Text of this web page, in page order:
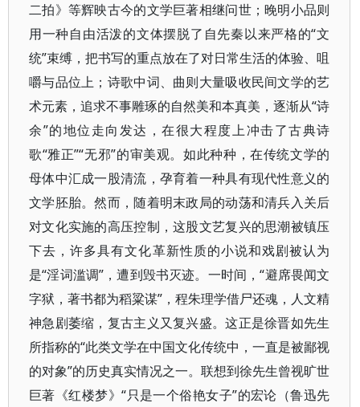
二拍》等辉映古今的文学巨著相继问世；晚明小品则
用一种自由活泼的文体摆脱了自先秦以来严格的“文
统”束缚，把书写的重点放在了对日常生活的体验、咀
嚼与品位上；诗歌中词、曲则大量吸收民间文学的艺
术元素，追求不事雕琢的自然美和本真美，逐渐从“诗
余”的地位走向发达，在很大程度上冲击了古典诗
歌“雅正”“无邪”的审美观。如此种种，在传统文学的
母体中汇成一股清流，孕育着一种具有现代性意义的
文学胚胎。然而，随着明末政局的动荡和清兵入关后
对文化实施的高压控制，这股文艺复兴的思潮被镇压
下去，许多具有文化革新性质的小说和戏剧被认为
是“淫词滥调”，遭到毁书灭迹。一时间，“避席畏闻文
字狱，著书都为稻粱谋”，程朱理学借尸还魂，人文精
神急剧萎缩，复古主义又复兴盛。这正是徐晋如先生
所指称的“此类文学在中国文化传统中，一直是被鄙视
的对象”的历史真实情况之一。联想到徐先生曾视旷世
巨著《红楼梦》“只是一个俗艳女子”的宏论（鲁迅先